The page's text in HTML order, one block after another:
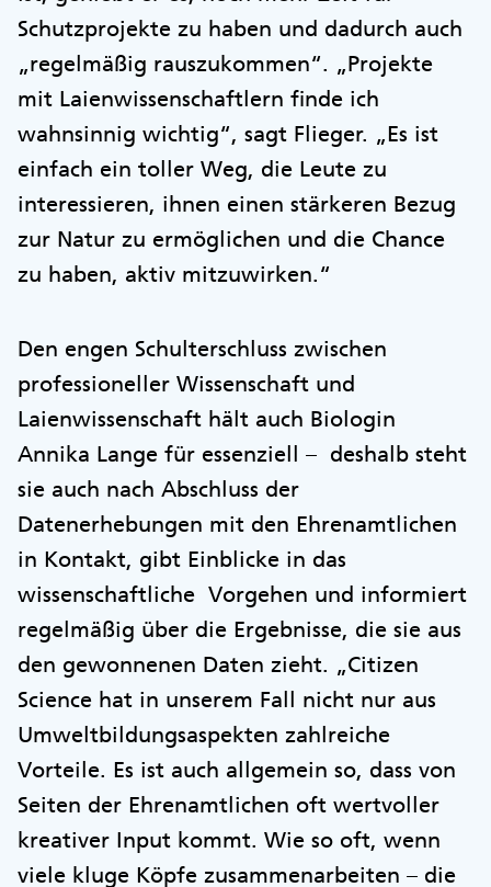
Schutzprojekte zu haben und dadurch auch
„regelmäßig rauszukommen“. „Projekte
mit Laienwissenschaftlern finde ich
wahnsinnig wichtig“, sagt Flieger. „Es ist
einfach ein toller Weg, die Leute zu
interessieren, ihnen einen stärkeren Bezug
zur Natur zu ermöglichen und die Chance
zu haben, aktiv mitzuwirken.“
Den engen Schulterschluss zwischen
professioneller Wissenschaft und
Laienwissenschaft hält auch Biologin
Annika Lange für essenziell – deshalb steht
sie auch nach Abschluss der
Datenerhebungen mit den Ehrenamtlichen
in Kontakt, gibt Einblicke in das
wissenschaftliche Vorgehen und informiert
regelmäßig über die Ergebnisse, die sie aus
den gewonnenen Daten zieht. „Citizen
Science hat in unserem Fall nicht nur aus
Umweltbildungsaspekten zahlreiche
Vorteile. Es ist auch allgemein so, dass von
Seiten der Ehrenamtlichen oft wertvoller
kreativer Input kommt. Wie so oft, wenn
viele kluge Köpfe zusammenarbeiten – die